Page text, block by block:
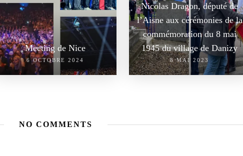
Meeting de Nice
6 OCTOBRE 2024
Nicolas Dragon, député de
l’Aisne aux cérémonies de la
commémoration du 8 mai
1945 du village de Danizy
8 MAI 2023
NO COMMENTS